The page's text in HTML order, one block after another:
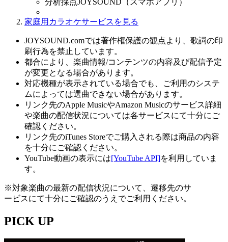
分析採点JOYSOUND（スマホアプリ）
家庭用カラオケサービスを見る
JOYSOUND.comでは著作権保護の観点より、歌詞の印
刷行為を禁止しています。
都合により、楽曲情報/コンテンツの内容及び配信予定
が変更となる場合があります。
対応機種が表示されている場合でも、ご利用のシステ
ムによっては選曲できない場合があります。
リンク先のApple MusicやAmazon Musicのサービス詳細
や楽曲の配信状況については各サービスにて十分にご
確認ください。
リンク先のiTunes Storeでご購入される際は商品の内容
を十分にご確認ください。
YouTube動画の表示には[YouTube API]を利用していま
す。
※対象楽曲の最新の配信状況について、遷移先のサ
ービスにて十分にご確認のうえでご利用ください。
PICK UP